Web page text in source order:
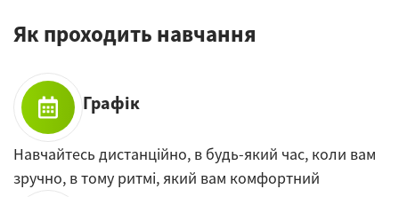
Як проходить навчання
Графік
Навчайтесь дистанційно, в будь-який час, коли вам
зручно, в тому ритмі, який вам комфортний